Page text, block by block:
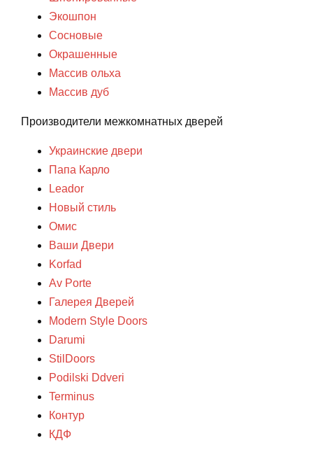
Экошпон
Сосновые
Окрашенные
Массив ольха
Массив дуб
Производители межкомнатных дверей
Украинские двери
Папа Карло
Leador
Новый стиль
Омис
Ваши Двери
Korfad
Av Porte
Галерея Дверей
Modern Style Doors
Darumi
StilDoors
Podilski Ddveri
Terminus
Контур
КДФ